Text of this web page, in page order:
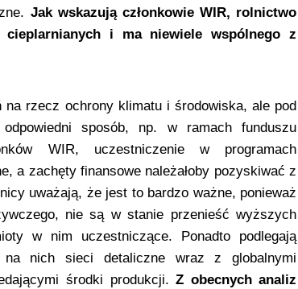
Jak wskazują członkowie WIR, rolnictwo
i ma niewiele wspólnego z
na rzecz ochrony klimatu i środowiska, ale pod
sposób, np. w ramach funduszu
WIR, uczestniczenie w programach
a zachęty finansowe należałoby pozyskiwać z
uważają, że jest to bardzo ważne, ponieważ
nie są w stanie przenieść wyższych
w nim uczestniczące. Ponadto podlegają
nich sieci detaliczne wraz z globalnymi
środki produkcji. Z obecnych analiz